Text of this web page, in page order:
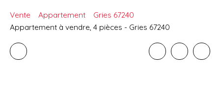
Vente Appartement
Gries 67240
Appartement à vendre, 4 pièces - Gries 67240